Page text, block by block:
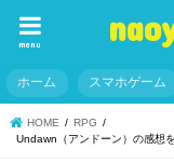
menu
ホーム スマホゲーム
HOME
RPG
Undawn（アンドーン）の感想